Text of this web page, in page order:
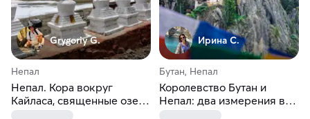
Grygoriy G.
Непал
Непал. Кора вокруг
Кайласа, священные озера
Ирина С.
Бутан, Непал
Королевство Бутан и
Непал: два измерения в